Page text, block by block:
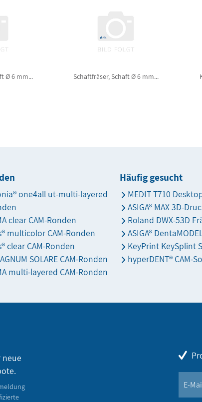
Ø 6 mm... Schaftfräser, Schaft Ø 6 mm...
one4all ut-multi-layered
clear CAM-Ronden
multicolor CAM-Ronden
clear CAM-Ronden
SOLARE CAM-Ronden
multi-layered CAM-Ronden
Häufig gesucht
MEDIT T710
ASIGA® MAX 3D-
Roland DWX-53D
ASIGA®
KeyPrint KeySplint
hyperDENT® CAM-
neue